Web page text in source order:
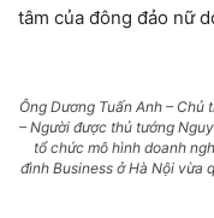
tâm của đông đảo nữ
Ông Dương Tuấn Anh –
– Người được thủ tướng
tổ chức mô hình doanh
đình Business ở Hà Nội vừa